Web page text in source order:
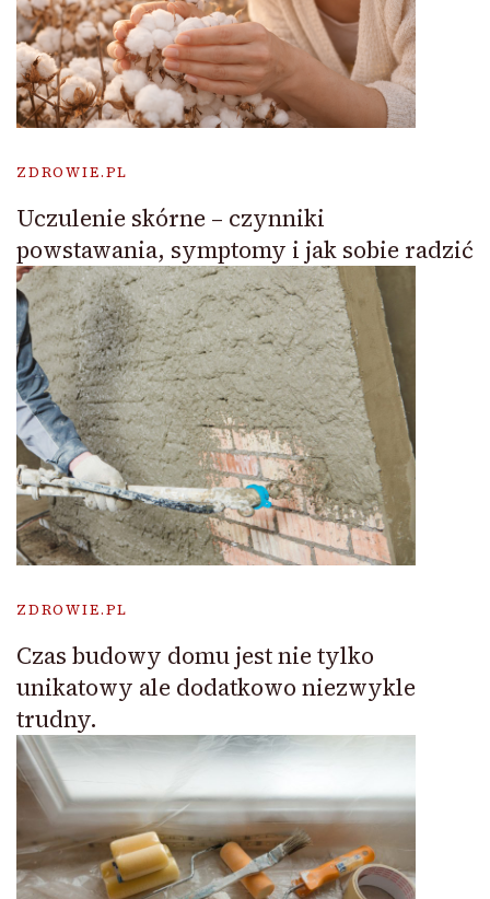
ZDROWIE.PL
Uczulenie skórne – czynniki
powstawania, symptomy i jak sobie radzić
ZDROWIE.PL
Czas budowy domu jest nie tylko
unikatowy ale dodatkowo niezwykle
trudny.